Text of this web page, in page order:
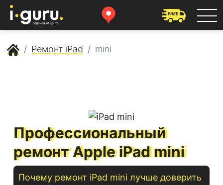
Сервисный центр Apple
Ремонт iPad mini
Профессиональный
ремонт Apple iPad mini
Почему ремонт iPad mini лучше доверить